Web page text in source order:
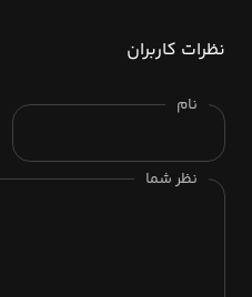
نظرات کاربران
نام
نظر شما